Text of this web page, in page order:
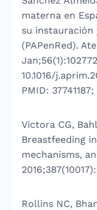
materna en
su instauración
(PAPenRed).
10.1016/
PMID:
Victora CG,
Breastfeeding
mechanisms,
Rollins NC,